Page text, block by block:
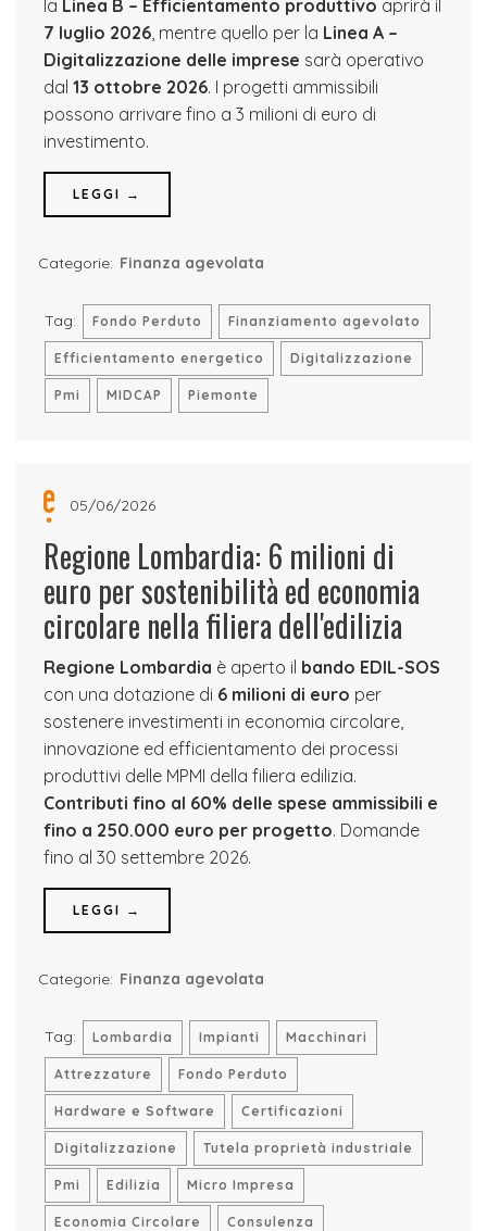
la Linea B – Efficientamento produttivo aprirà il
7 luglio 2026, mentre quello per la Linea A –
Digitalizzazione delle imprese sarà operativo
dal 13 ottobre 2026. I progetti ammissibili
possono arrivare fino a 3 milioni di euro di
investimento.
LEGGI →
Categorie: Finanza agevolata
Tag: Fondo Perduto Finanziamento agevolato
Efficientamento energetico Digitalizzazione
Pmi MIDCAP Piemonte
05/06/2026
Regione Lombardia: 6 milioni di
euro per sostenibilità ed economia
circolare nella filiera dell'edilizia
Regione Lombardia è aperto il bando EDIL-SOS
con una dotazione di 6 milioni di euro per
sostenere investimenti in economia circolare,
innovazione ed efficientamento dei processi
produttivi delle MPMI della filiera edilizia.
Contributi fino al 60% delle spese ammissibili e
fino a 250.000 euro per progetto. Domande
fino al 30 settembre 2026.
LEGGI →
Categorie: Finanza agevolata
Tag: Lombardia Impianti Macchinari
Attrezzature Fondo Perduto
Hardware e Software Certificazioni
Digitalizzazione Tutela proprietà industriale
Pmi Edilizia Micro Impresa
Economia Circolare Consulenza